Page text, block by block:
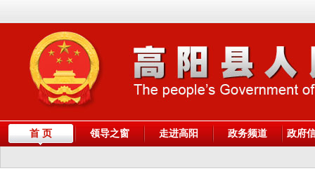
首 页 领导之窗 走进高阳 政务频道 政府